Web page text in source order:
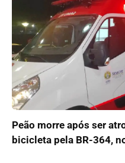
Peão morre após ser
bicicleta pela BR-364,